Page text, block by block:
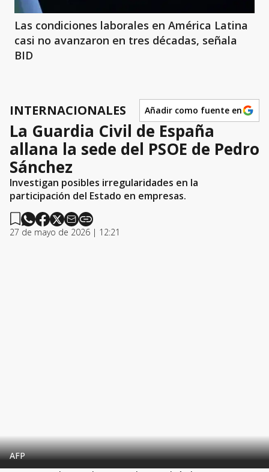
Las condiciones laborales en América Latina
casi no avanzaron en tres décadas, señala
BID
INTERNACIONALES Añadir como fuente en
La Guardia Civil de España
allana la sede del PSOE de Pedro
Sánchez
Investigan posibles irregularidades en la
participación del Estado en empresas.
27 de mayo de 2026 | 12:21
AFP